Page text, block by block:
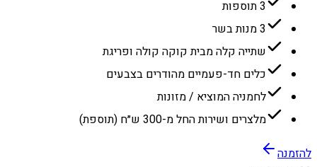
3 תוספות
3 מנות בשר
שתייה קלה מבית קוקה קולה ופריגת
כלים חד-פעמיים מהודרים בצבעים
לחמניה המוציא / מזונות
מלצרים ושירות החל מ-300 ש״ח (תוספת)
להזמנה